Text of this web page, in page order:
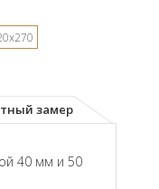
замер
40 мм и 50